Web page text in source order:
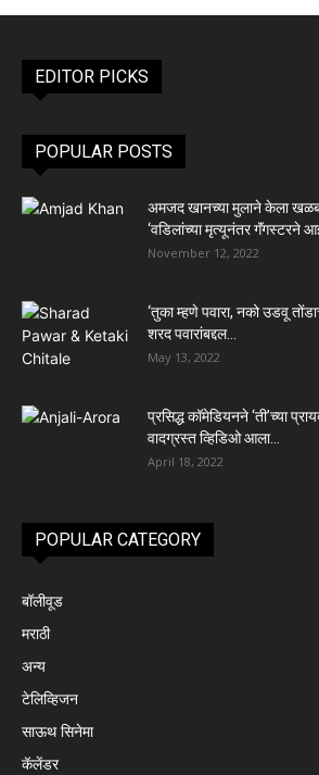
EDITOR PICKS
POPULAR POSTS
अमजद खानच्या मुलाने केला
‘वडिलांच्या मृत्यूनंतर गॅंगस्टरने
November 12, 2022
‘तुका म्हणे पवारा, नको उडवू
शरद पवारांबद्दल...
May 13, 2022
प्रसिद्ध कॉमेडियनने ‘ती’च्या
वादग्रस्त व्हिडिओ आला...
April 18, 2022
POPULAR CATEGORY
बॉलीवूड
मराठी
अन्य
टेलिव्हिजन
साऊथ सिनेमा
कॅलेंडर